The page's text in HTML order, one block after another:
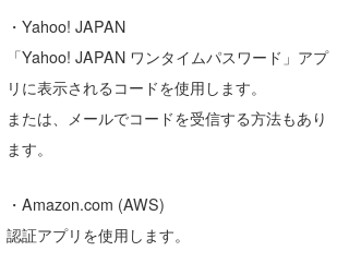
・Yahoo! JAPAN
「Yahoo! JAPAN ワンタイムパスワード」アプ
リに表示されるコードを使用します。
または、メールでコードを受信する方法もあり
ます。
・Amazon.com (AWS)
認証アプリを使用します。